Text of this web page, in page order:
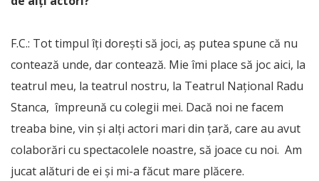
F.C.: Tot timpul îţi doreşti să joci, aş putea spune că nu
contează unde, dar contează. Mie îmi place să joc aici, la
teatrul meu, la teatrul nostru, la Teatrul Naţional Radu
Stanca, împreună cu colegii mei. Dacă noi ne facem
treaba bine, vin şi alţi actori mari din ţară, care au avut
colaborări cu spectacolele noastre, să joace cu noi. Am
jucat alături de ei şi mi-a făcut mare plăcere.